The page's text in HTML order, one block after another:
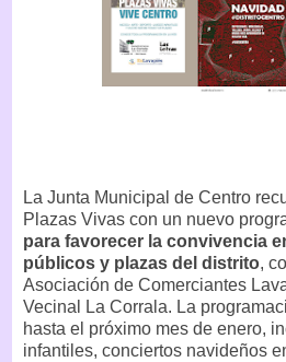
La Junta Municipal de Centro
Plazas Vivas con un nuevo
para favorecer la convivencia
públicos y plazas del distrito,
Asociación de Comerciantes
Vecinal La Corrala. La
hasta el próximo mes de enero,
infantiles, conciertos navideños